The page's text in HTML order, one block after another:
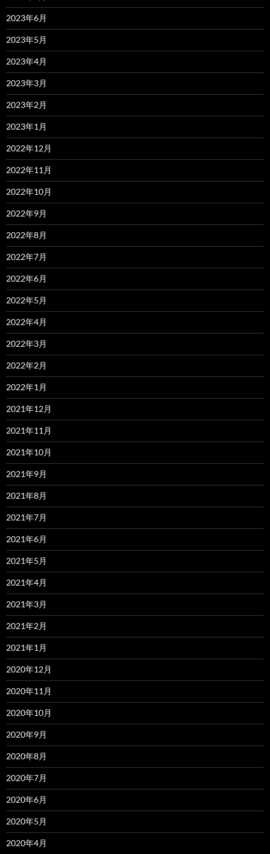
2023年6月
2023年5月
2023年4月
2023年3月
2023年2月
2023年1月
2022年12月
2022年11月
2022年10月
2022年9月
2022年8月
2022年7月
2022年6月
2022年5月
2022年4月
2022年3月
2022年2月
2022年1月
2021年12月
2021年11月
2021年10月
2021年9月
2021年8月
2021年7月
2021年6月
2021年5月
2021年4月
2021年3月
2021年2月
2021年1月
2020年12月
2020年11月
2020年10月
2020年9月
2020年8月
2020年7月
2020年6月
2020年5月
2020年4月